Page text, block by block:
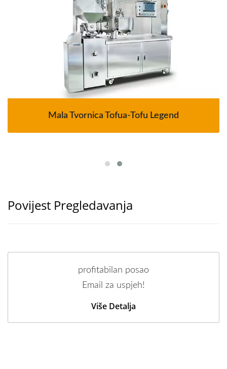
Mala Tvornica Tofua-Tofu Legend
Povijest Pregledavanja
profitabilan posao
Email za uspjeh!
Više Detalja